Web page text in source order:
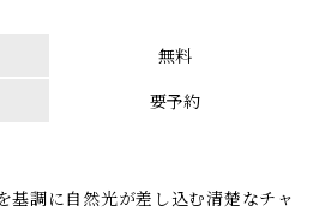
無料
要予約
基調に自然光が差し込む清楚なチャ